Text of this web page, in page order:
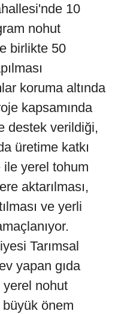
10
nohut
birlikte 50
koruma altında
kapsamında
destek verildiği,
üretime katkı
yerel tohum
aktarılması,
ve yerli
Tarımsal
yapan gıda
nohut
büyük önem